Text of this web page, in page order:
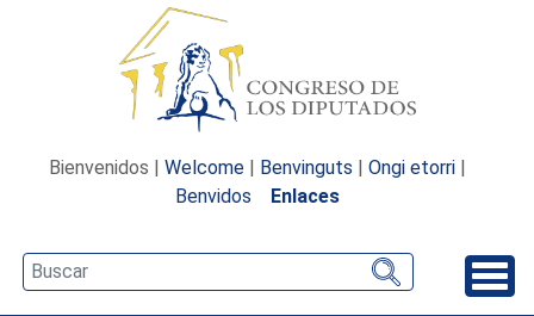
Bienvenidos | Welcome | Benvinguts | Ongi etorri |
Benvidos
Enlaces